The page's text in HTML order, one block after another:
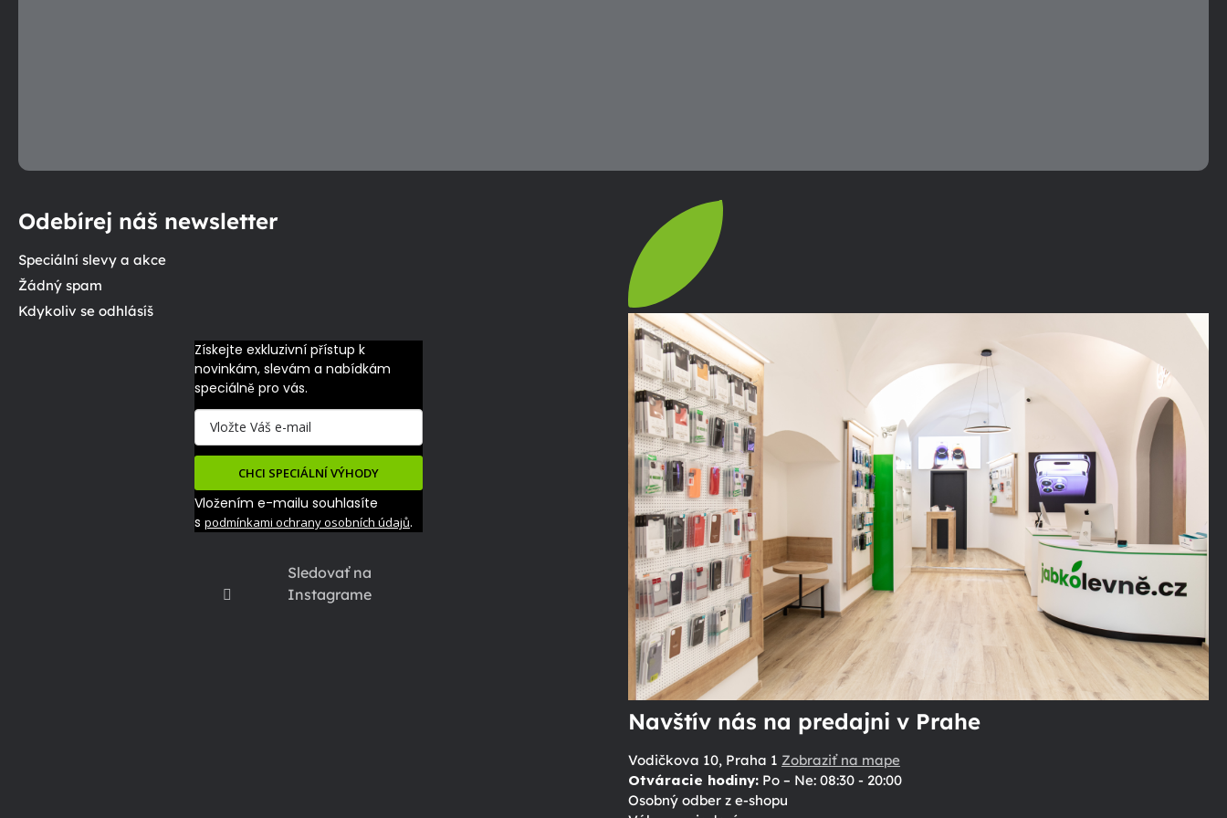
Sledovať na
Instagrame
Odebírej náš newsletter
Speciální slevy a akce
Žádný spam
Kdykoliv se odhlásíš
Získejte exkluzivní přístup k
novinkám, slevám a nabídkám
speciálně pro vás.
CHCI SPECIÁLNÍ VÝHODY
Vložením e-mailu souhlasíte
s podmínkami ochrany osobních údajů.
Navštív nás na predajni v Prahe
Vodičkova 10, Praha 1 Zobraziť na mape
Otváracie hodiny:Po – Ne: 08:30 - 20:00
Osobný odber z e-shopu